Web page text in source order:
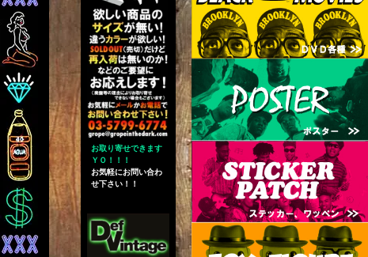
お取り寄せできます
ＹＯ！！！
お気軽にお問い合わ
せ下さい！！